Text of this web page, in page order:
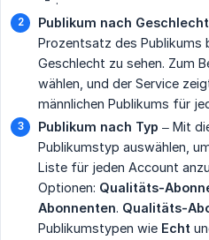
Publikum nach Geschlecht
Prozentsatz des Publikums
Geschlecht zu sehen. Zum
wählen, und der Service
männlichen Publikums für
Publikum nach Typ – Mit
Publikumstyp auswählen,
Liste für jeden Account
Optionen: Qualitäts-
Abonnenten. Qualitäts-
Publikumstypen wie Echt